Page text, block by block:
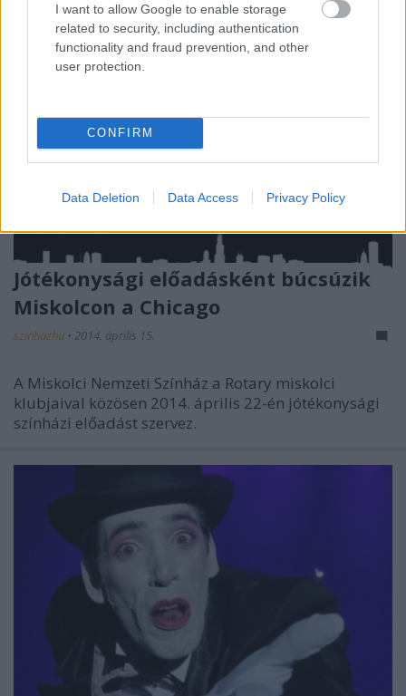
I want to allow Google to enable storage
related to security, including authentication
functionality and fraud prevention, and other
user protection.
CONFIRM
Data Deletion Data Access Privacy Policy
Jótékonysági előadásként búcsúzik
Miskolcon a Chicago
szinhazhu • 2014. április 15.
A Miskolci Nemzeti Színház a Rotary miskolci
klubjaival közösen 2014. április 22-én jótékonysági
színházi előadást szervez.